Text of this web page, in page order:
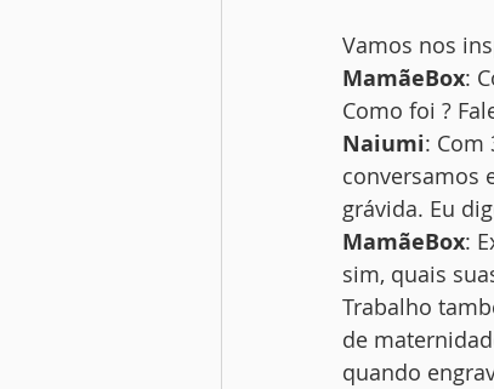
Vamos nos
MamãeBox:
Como foi ?
Naiumi: Com
conversamos
grávida. Eu
MamãeBox:
sim, quais
Trabalho
de
quando